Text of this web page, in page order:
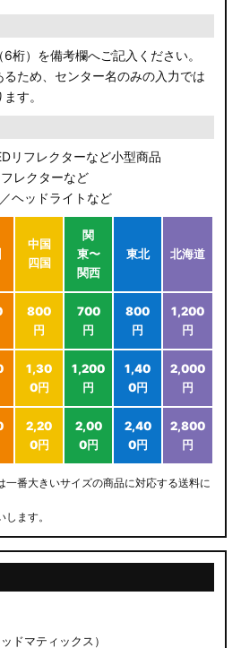
桁）を備考欄へご記入ください。
ため、センター名のみの入力では
す。
リフレクターなど小型商品
レクターなど
ヘッドライトなど
中国
四国
関
東〜
関西
東北 北海道
800
円
700
円
800
円
1,200
円
1,30
0円
1,200
円
1,40
0円
2,000
円
2,20
0円
2,00
0円
2,40
0円
2,800
円
一番大きいサイズの商品に対応する送料に
ます。
ドマティックス）